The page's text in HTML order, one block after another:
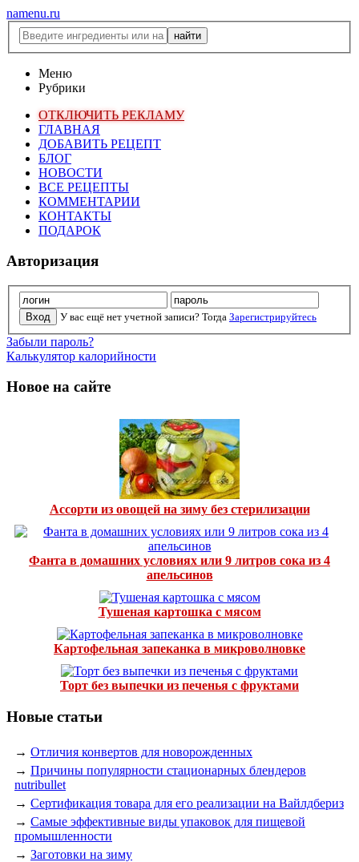
namenu.ru
Меню
Рубрики
ОТКЛЮЧИТЬ РЕКЛАМУ
ГЛАВНАЯ
ДОБАВИТЬ РЕЦЕПТ
БЛОГ
НОВОСТИ
ВСЕ РЕЦЕПТЫ
КОММЕНТАРИИ
КОНТАКТЫ
ПОДАРОК
Авторизация
У вас ещё нет учетной записи? Тогда Зарегистрируйтесь
Забыли пароль?
Калькулятор калорийности
Новое на сайте
Ассорти из овощей на зиму без стерилизации
Фанта в домашних условиях или 9 литров сока из 4
апельсинов
Тушеная картошка с мясом
Картофельная запеканка в микроволновке
Торт без выпечки из печенья с фруктами
Новые статьи
→ Отличия конвертов для новорожденных
→ Причины популярности стационарных блендеров
nutribullet
→ Сертификация товара для его реализации на Вайлдбериз
→ Самые эффективные виды упаковок для пищевой
промышленности
→ Заготовки на зиму